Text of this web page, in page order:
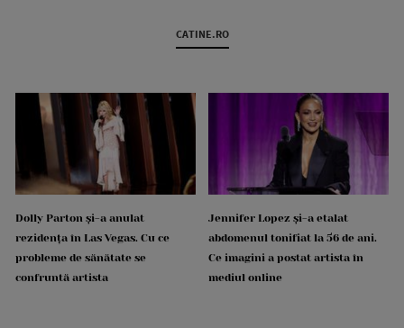
CATINE.RO
Dolly Parton și-a anulat
rezidența în Las Vegas. Cu ce
probleme de sănătate se
confruntă artista
Jennifer Lopez și-a etalat
abdomenul tonifiat la 56 de ani.
Ce imagini a postat artista în
mediul online